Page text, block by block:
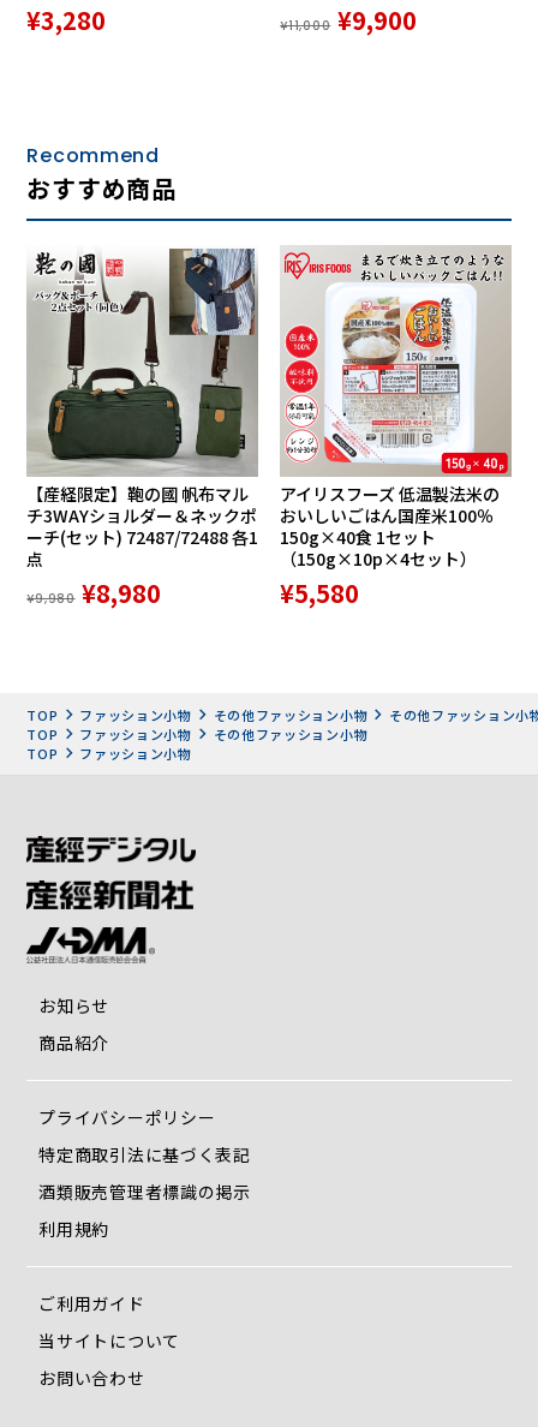
¥3,280 ¥11,000 ¥9,900
Recommend
おすすめ商品
【産経限定】鞄の國 帆布マル
チ3WAYショルダー＆ネックポ
ーチ(セット) 72487/72488 各1
点
¥9,980 ¥8,980
アイリスフーズ 低温製法米の
おいしいごはん国産米100％
150g×40食 1セット
（150g×10p×4セット）
¥5,580
TOP ファッション小物 その他ファッション小物
その他ファッション小
TOP
ファッション小物
その他ファッション小物
TOP
ファッション小物
お知らせ
商品紹介
プライバシーポリシー
特定商取引法に基づく表記
酒類販売管理者標識の掲示
利用規約
ご利用ガイド
当サイトについて
お問い合わせ